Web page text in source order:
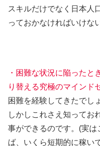
スキルだけでなく日本人
っておかなければいけな
・困難な状況に陥ったと
り替える究極のマインド
困難を経験してきたでし
しかしこれさえ知ってお
事ができるのです。(実
ば、いくら短期的に稼い